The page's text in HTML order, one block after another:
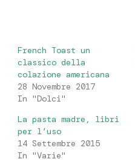
French Toast un
classico della
colazione americana
28 Novembre 2017
In "Dolci"
La pasta madre, libri
per l’uso
14 Settembre 2015
In "Varie"